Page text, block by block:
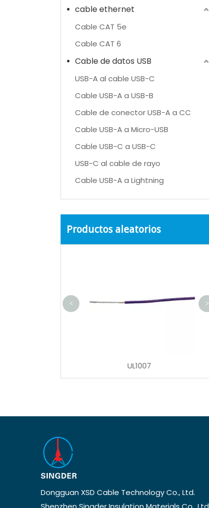
cable ethernet
Cable CAT 5e
Cable CAT 6
Cable de datos USB
USB-A al cable USB-C
Cable USB-A a USB-B
Cable de conector USB-A a CC
Cable USB-A a Micro-USB
Cable USB-C a USB-C
USB-C al cable de rayo
Cable USB-A a Lightning
Productos aleatorios
UL1007
< >
Dongguan XSD Cable Technology Co., Ltd.